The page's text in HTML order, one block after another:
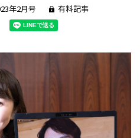
年2月号 有料記事